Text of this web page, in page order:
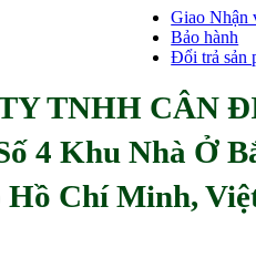
Giao Nhận
Bảo hành
Đổi trả sản
TNHH CÂN
4 Khu Nhà Ở
Hồ Chí Minh,